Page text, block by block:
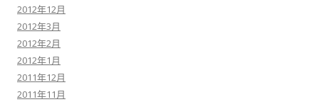
2012年12月
2012年3月
2012年2月
2012年1月
2011年12月
2011年11月